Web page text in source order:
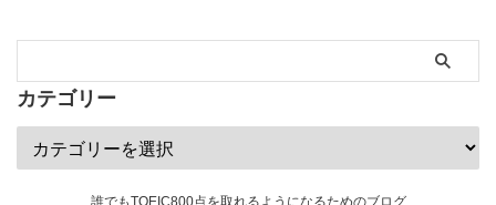
カテゴリー
誰でもTOEIC800点を取れるようになるためのブログ